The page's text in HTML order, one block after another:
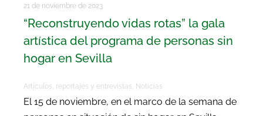
21 de noviembre de 2023
“Reconstruyendo vidas rotas” la gala
artística del programa de personas sin
hogar en Sevilla
Artículos, reportajes y entrevistas, Noticias
El 15 de noviembre, en el marco de la semana de